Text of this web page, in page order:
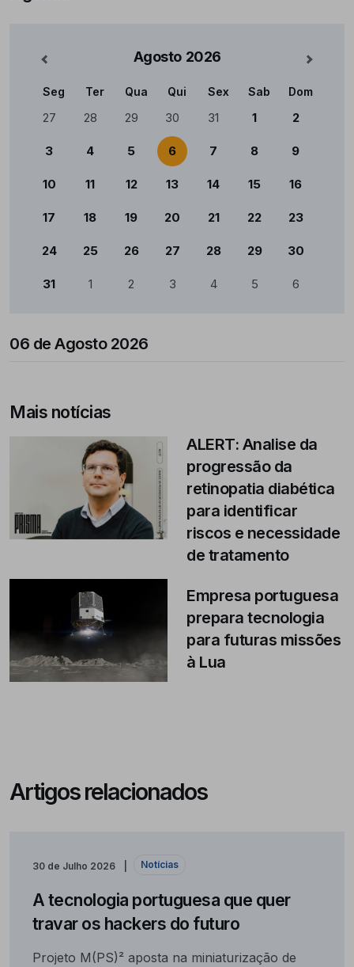
Agosto 2026 Mês
Calendário
Seg Ter Qua Qui Sex Sab Dom
27 28 29 30 31 1 2
3 4 5 6 7 8 9
10 11 12 13 14 15 16
17 18 19 20 21 22 23
24 25 26 27 28 29 30
31 1 2 3 4 5 6
06 de Agosto 2026
Mais notícias
ALERT: Analise da
progressão da
retinopatia diabética
para identificar
riscos e necessidade
de tratamento
Empresa portuguesa
prepara tecnologia
para futuras missões
à Lua
Artigos relacionados
30 de Julho 2026 Notícias
A tecnologia portuguesa que quer
travar os hackers do futuro
Projeto M(PS)² aposta na miniaturização de